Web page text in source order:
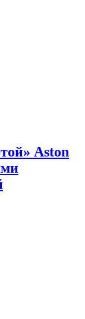
Aston